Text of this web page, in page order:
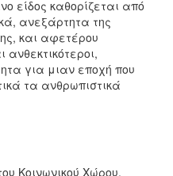
είδος καθορίζεται από
ανεξάρτητα της
και αφετέρου
ανθεκτικότεροι,
για μιαν εποχή που
τα ανθρωπιστικά
Κοινωνικού Χώρου,